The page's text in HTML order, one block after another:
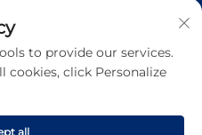
Transmission Technology
Zásady ochrany soukromí
to provide our services.
cookies, click Personalize
all